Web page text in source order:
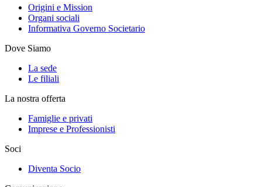
Origini e Mission
Organi sociali
Informativa Governo Societario
Dove Siamo
La sede
Le filiali
La nostra offerta
Famiglie e privati
Imprese e Professionisti
Soci
Diventa Socio